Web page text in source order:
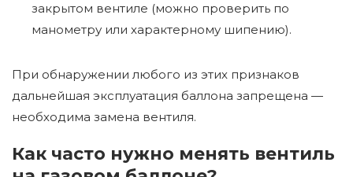
закрытом вентиле (можно проверить по
манометру или характерному шипению).
При обнаружении любого из этих признаков
дальнейшая эксплуатация баллона запрещена —
необходима замена вентиля.
Как часто нужно менять вентиль